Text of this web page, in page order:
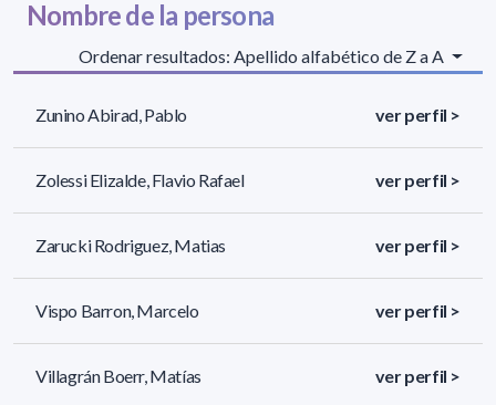
Nombre de la persona
Ordenar resultados: Apellido alfabético de Z a A
Zunino Abirad, Pablo ver perfil >
Zolessi Elizalde, Flavio Rafael ver perfil >
Zarucki Rodriguez, Matias ver perfil >
Vispo Barron, Marcelo ver perfil >
Villagrán Boerr, Matías ver perfil >